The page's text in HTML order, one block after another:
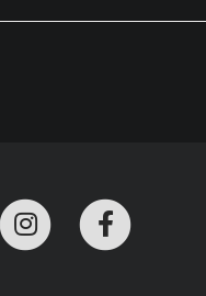
nosotros en Telegram
Instagram